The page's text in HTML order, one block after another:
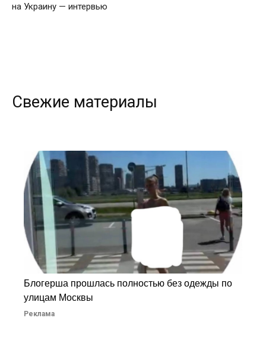
на Украину — интервью
Свежие материалы
Блогерша прошлась полностью без одежды по
улицам Москвы
Реклама